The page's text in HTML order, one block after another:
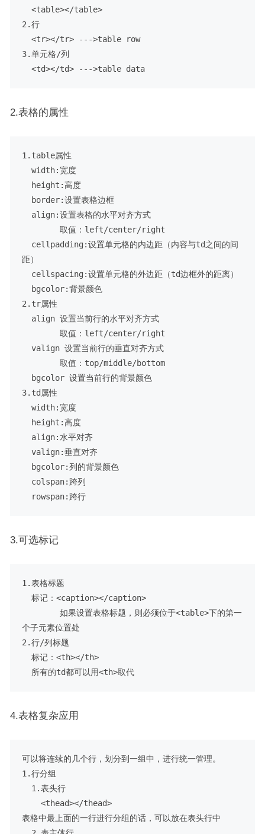
<table></table>
2.行
<tr></tr> --->table row
3.单元格/列
<td></td> --->table data
2.表格的属性
1.table属性
width:宽度
height:高度
border:设置表格边框
align:设置表格的水平对齐方式
取值：left/center/right
cellpadding:设置单元格的内边距（内容与td之间的间
距）
cellspacing:设置单元格的外边距（td边框外的距离）
bgcolor:背景颜色
2.tr属性
align 设置当前行的水平对齐方式
取值：left/center/right
valign 设置当前行的垂直对齐方式
取值：top/middle/bottom
bgcolor 设置当前行的背景颜色
3.td属性
width:宽度
height:高度
align:水平对齐
valign:垂直对齐
bgcolor:列的背景颜色
colspan:跨列
rowspan:跨行
3.可选标记
1.表格标题
标记：<caption></caption>
如果设置表格标题，则必须位于<table>下的第一
个子元素位置处
2.行/列标题
标记：<th></th>
所有的td都可以用<th>取代
4.表格复杂应用
可以将连续的几个行，划分到一组中，进行统一管理。
1.行分组
1.表头行
<thead></thead>
表格中最上面的一行进行分组的话，可以放在表头行中